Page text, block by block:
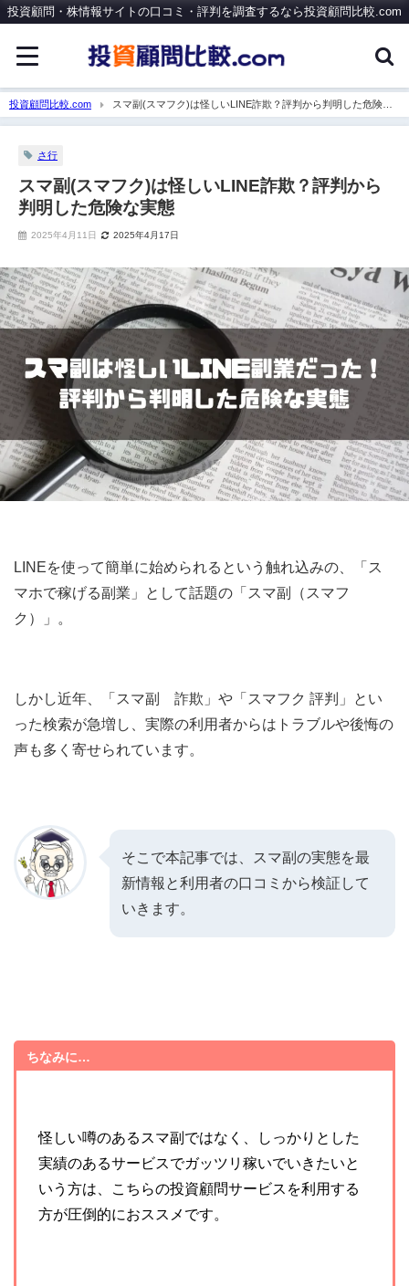
投資顧問・株情報サイトの口コミ・評判を調査するなら投資顧問比較.com
投資顧問比較.com
スマ副(スマフク)は怪しいLINE詐欺？評判から判明した危険な
実態
さ行
スマ副(スマフク)は怪しいLINE詐欺？評判から
判明した危険な実態
2025年4月11日 2025年4月17日
LINEを使って簡単に始められるという触れ込みの、「ス
マホで稼げる副業」として話題の「スマ副（スマフ
ク）」。
しかし近年、「スマ副 詐欺」や「スマフク 評判」とい
った検索が急増し、実際の利用者からはトラブルや後悔の
声も多く寄せられています。
そこで本記事では、スマ副の実態を最
新情報と利用者の口コミから検証して
いきます。
ちなみに…
怪しい噂のあるスマ副ではなく、しっかりとした
実績のあるサービスでガッツリ稼いでいきたいと
いう方は、こちらの投資顧問サービスを利用する
方が圧倒的におススメです。